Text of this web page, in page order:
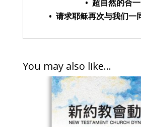
• 超自然的合一
• 请求耶稣再次与我们一
You may also like…